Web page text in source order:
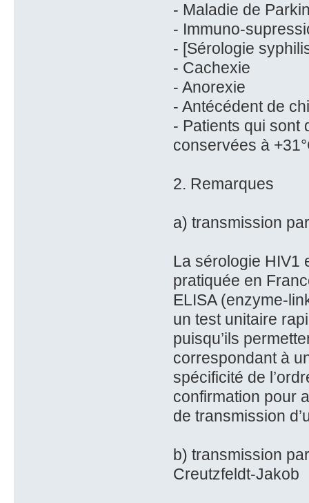
- Maladie de
- Immuno-
- [Sérologie
- Cachexie
- Anorexie
- Antécédent de
- Patients qui sont
conservées à
2. Remarques
a) transmission
La sérologie HIV1
pratiquée en
ELISA (enzyme-
un test unitaire
puisqu’ils
correspondant à
spécificité de
confirmation pour
de transmission
b) transmission
Creutzfeldt-Jakob